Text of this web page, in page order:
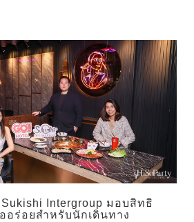
Intergroup มอบสิทธิ
อร่อยสำหรับนักเดินทาง